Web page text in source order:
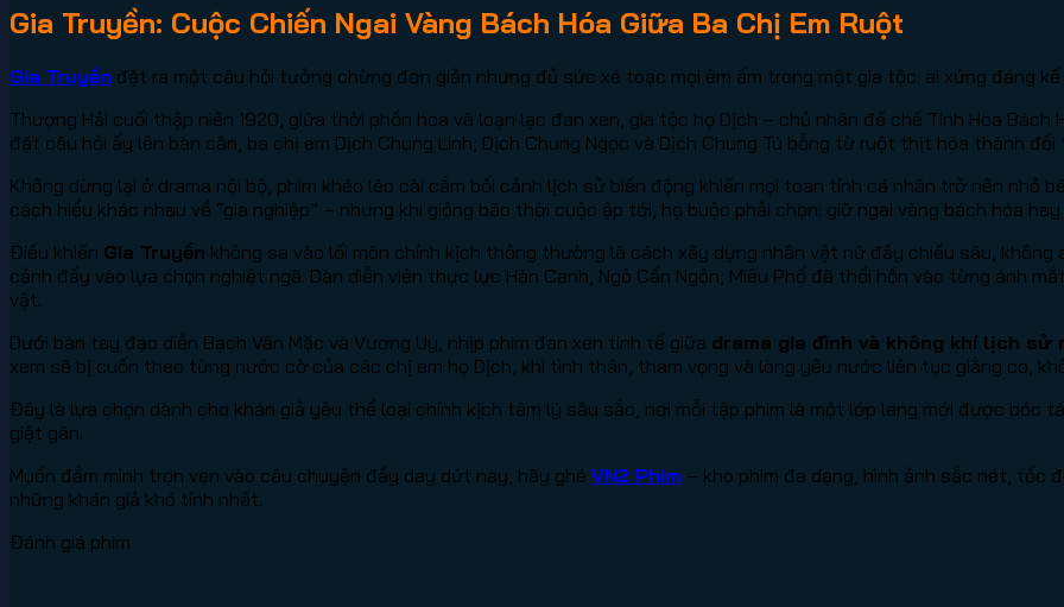
Gia Truyền: Cuộc Chiến Ngai Vàng Bách Hóa Giữa Ba Chị Em Ruột
Gia Truyền đặt ra một câu hỏi tưởng chừng đơn giản nhưng đủ sức xé toạc mọi êm ấm trong một gia tộc: ai xứng đáng
Thượng Hải cuối thập niên 1920, giữa thời phồn hoa và loạn lạc đan xen, gia tộc họ Dịch – chủ nhân đế chế Tinh Hoa
đặt câu hỏi ấy lên bàn cân, ba chị em Dịch Chung Linh, Dịch Chung Ngọc và Dịch Chung Tú bỗng từ ruột thịt hóa thành
Không dừng lại ở drama nội bộ, phim khéo léo cài cắm bối cảnh lịch sử biến động khiến mọi toan tính cá nhân trở nên nhỏ
cách hiểu khác nhau về “gia nghiệp” – nhưng khi giông bão thời cuộc ập tới, họ buộc phải chọn: giữ ngai vàng bách hóa
Điều khiến Gia Truyền không sa vào lối mòn chính kịch thông thường là cách xây dựng nhân vật nữ đầy chiều sâu,
cảnh đẩy vào lựa chọn nghiệt ngã. Dàn diễn viên thực lực Hàn Canh, Ngô Cẩn Ngôn, Miêu Phố đã thổi hồn vào từng ánh
vật.
Dưới bàn tay đạo diễn Bạch Vân Mặc và Vương Uy, nhịp phim đan xen tinh tế giữa drama gia đình và không khí lịch sử
xem sẽ bị cuốn theo từng nước cờ của các chị em họ Dịch, khi tình thân, tham vọng và lòng yêu nước liên tục giằng co,
Đây là lựa chọn dành cho khán giả yêu thể loại chính kịch tâm lý sâu sắc, nơi mỗi tập phim là một lớp lang mới được bóc
giật gân.
Muốn đắm mình trọn vẹn vào câu chuyện đầy day dứt này, hãy ghé VN2 Phim – kho phim đa dạng, hình ảnh sắc nét, tốc
những khán giả khó tính nhất.
Đánh giá phim